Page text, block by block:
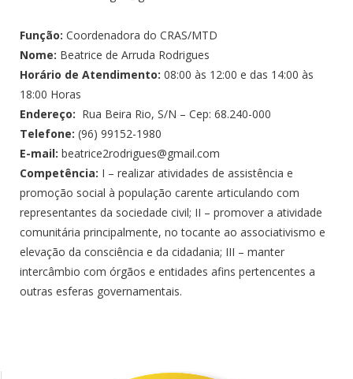
Função: Coordenadora do CRAS/MTD
Nome: Beatrice de Arruda Rodrigues
Horário de Atendimento: 08:00 às 12:00 e das 14:00 às
18:00 Horas
Endereço: Rua Beira Rio, S/N – Cep: 68.240-000
Telefone: (96) 99152-1980
E-mail: beatrice2rodrigues@gmail.com
Competência: I – realizar atividades de assistência e
promoção social à população carente articulando com
representantes da sociedade civil; II – promover a atividade
comunitária principalmente, no tocante ao associativismo e
elevação da consciência e da cidadania; III – manter
intercâmbio com órgãos e entidades afins pertencentes a
outras esferas governamentais.